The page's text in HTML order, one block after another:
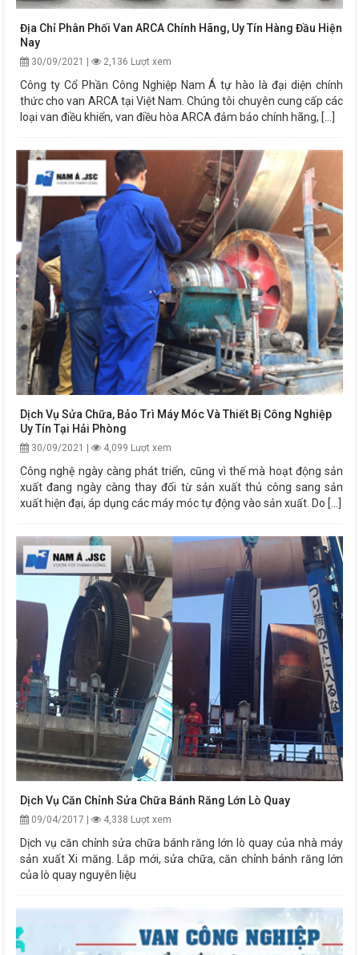
Địa Chỉ Phân Phối Van ARCA Chính Hãng, Uy Tín Hàng Đầu Hiện
Nay
30/09/2021 | 2,136 Lượt xem
Công ty Cổ Phần Công Nghiệp Nam Á tự hào là đại diện chính
thức cho van ARCA tại Việt Nam. Chúng tôi chuyên cung cấp các
loại van điều khiển, van điều hòa ARCA đảm bảo chính hãng, [...]
Dịch Vụ Sửa Chữa, Bảo Trì Máy Móc Và Thiết Bị Công Nghiệp
Uy Tín Tại Hải Phòng
30/09/2021 | 4,099 Lượt xem
Công nghệ ngày càng phát triển, cũng vì thế mà hoạt động sản
xuất đang ngày càng thay đổi từ sản xuất thủ công sang sản
xuất hiện đại, áp dụng các máy móc tự động vào sản xuất. Do [...]
Dịch Vụ Căn Chỉnh Sửa Chữa Bánh Răng Lớn Lò Quay
09/04/2017 | 4,338 Lượt xem
Dịch vụ căn chỉnh sửa chữa bánh răng lớn lò quay của nhà máy
sản xuất Xi măng. Lắp mới, sửa chữa, căn chỉnh bánh răng lớn
của lò quay nguyên liệu